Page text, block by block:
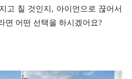
고 칠 것인지, 아이언으로 끊어서
면 어떤 선택을 하시겠어요?